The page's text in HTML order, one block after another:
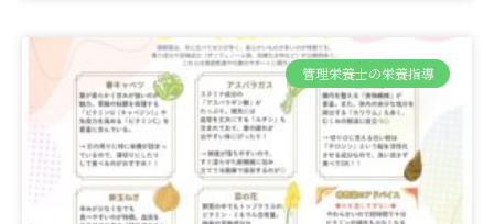
管理栄養士の栄養指導